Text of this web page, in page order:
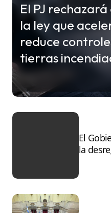
El PJ
la ley que
reduce
tierras
El
la